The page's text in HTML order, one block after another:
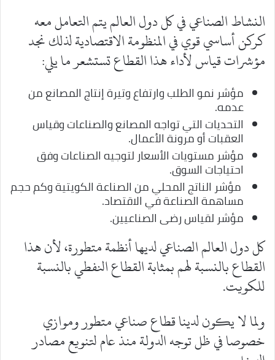
النشاط الصناعي في كل دول العالم يتم التعامل معه
كركن أساسي قوي في المنظومة الاقتصادية لذلك نجد
مؤشرات قياس لأداء هذا القطاع تستشعر ما يلي:
مؤشر نمو الطلب وارتفاع وتيرة إنتاج المصانع من
عدمه.
التحديات التي تواجه المصانع والصناعات وقياس
العقبات أو مرونة الأعمال.
مؤشر مستويات الأسعار لتوجيه الصناعات وفق
احتياجات السوق.
مؤشر الناتج المحلي من الصناعة الكويتية وكم حجم
مساهمة الصناعة في الاقتصاد.
مؤشر لقياس رضى الصناعيين.
كل دول العالم الصناعي لديها أنظمة متطورة، لأن هذا
القطاع بالنسبة لهم بمثابة القطاع النفطي بالنسبة
للكويت.
ولما لا يكون لدينا قطاع صناعي متطور وموازي
خصوصا في ظل توجه الدولة منذ عام لتنويع مصادر